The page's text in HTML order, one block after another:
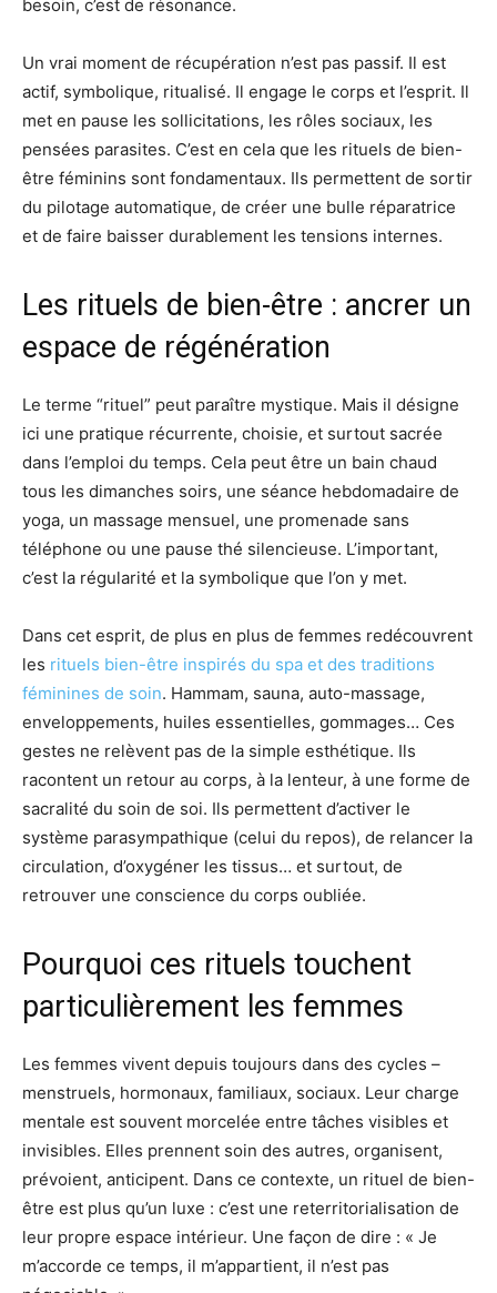
besoin, c’est de résonance.
Un vrai moment de récupération n’est pas passif. Il est
actif, symbolique, ritualisé. Il engage le corps et l’esprit. Il
met en pause les sollicitations, les rôles sociaux, les
pensées parasites. C’est en cela que les rituels de bien-
être féminins sont fondamentaux. Ils permettent de sortir
du pilotage automatique, de créer une bulle réparatrice
et de faire baisser durablement les tensions internes.
Les rituels de bien-être : ancrer un
espace de régénération
Le terme “rituel” peut paraître mystique. Mais il désigne
ici une pratique récurrente, choisie, et surtout sacrée
dans l’emploi du temps. Cela peut être un bain chaud
tous les dimanches soirs, une séance hebdomadaire de
yoga, un massage mensuel, une promenade sans
téléphone ou une pause thé silencieuse. L’important,
c’est la régularité et la symbolique que l’on y met.
Dans cet esprit, de plus en plus de femmes redécouvrent
les rituels bien-être inspirés du spa et des traditions
féminines de soin. Hammam, sauna, auto-massage,
enveloppements, huiles essentielles, gommages… Ces
gestes ne relèvent pas de la simple esthétique. Ils
racontent un retour au corps, à la lenteur, à une forme de
sacralité du soin de soi. Ils permettent d’activer le
système parasympathique (celui du repos), de relancer la
circulation, d’oxygéner les tissus… et surtout, de
retrouver une conscience du corps oubliée.
Pourquoi ces rituels touchent
particulièrement les femmes
Les femmes vivent depuis toujours dans des cycles –
menstruels, hormonaux, familiaux, sociaux. Leur charge
mentale est souvent morcelée entre tâches visibles et
invisibles. Elles prennent soin des autres, organisent,
prévoient, anticipent. Dans ce contexte, un rituel de bien-
être est plus qu’un luxe : c’est une reterritorialisation de
leur propre espace intérieur. Une façon de dire : « Je
m’accorde ce temps, il m’appartient, il n’est pas